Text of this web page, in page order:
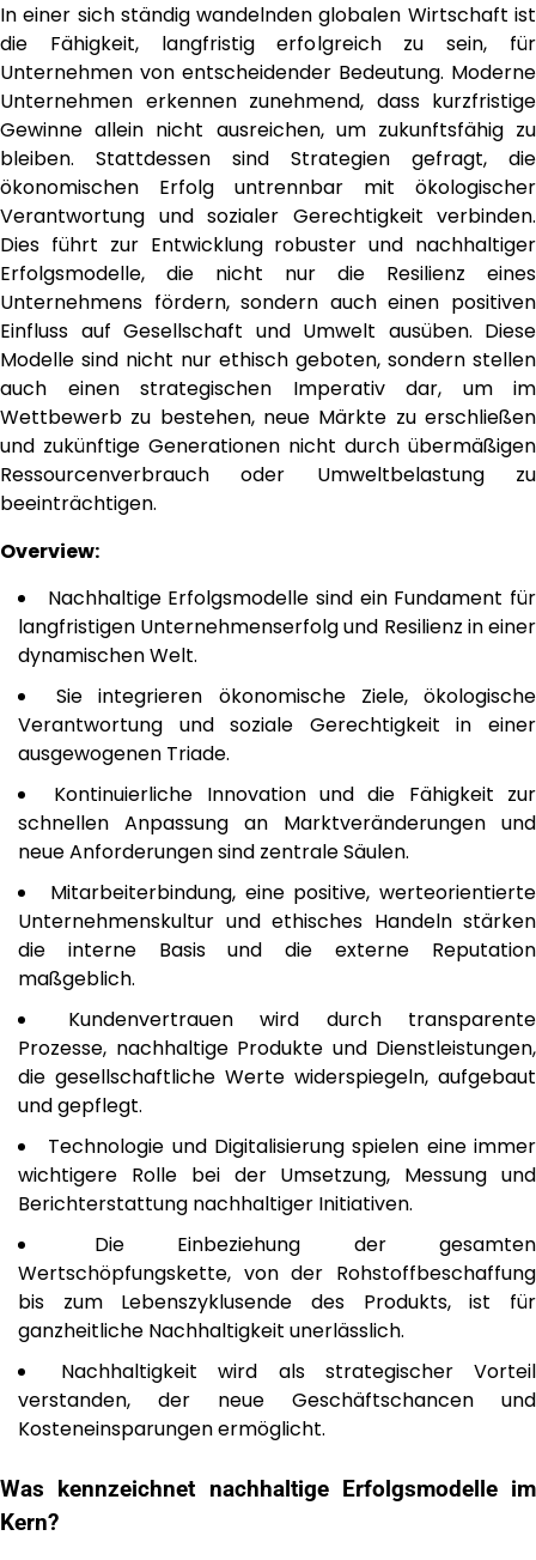
In einer sich ständig wandelnden globalen Wirtschaft ist
die Fähigkeit, langfristig erfolgreich zu sein, für
Unternehmen von entscheidender Bedeutung. Moderne
Unternehmen erkennen zunehmend, dass kurzfristige
Gewinne allein nicht ausreichen, um zukunftsfähig zu
bleiben. Stattdessen sind Strategien gefragt, die
ökonomischen Erfolg untrennbar mit ökologischer
Verantwortung und sozialer Gerechtigkeit verbinden.
Dies führt zur Entwicklung robuster und nachhaltiger
Erfolgsmodelle, die nicht nur die Resilienz eines
Unternehmens fördern, sondern auch einen positiven
Einfluss auf Gesellschaft und Umwelt ausüben. Diese
Modelle sind nicht nur ethisch geboten, sondern stellen
auch einen strategischen Imperativ dar, um im
Wettbewerb zu bestehen, neue Märkte zu erschließen
und zukünftige Generationen nicht durch übermäßigen
Ressourcenverbrauch oder Umweltbelastung zu
beeinträchtigen.
Overview:
Nachhaltige Erfolgsmodelle sind ein Fundament für
langfristigen Unternehmenserfolg und Resilienz in einer
dynamischen Welt.
Sie integrieren ökonomische Ziele, ökologische
Verantwortung und soziale Gerechtigkeit in einer
ausgewogenen Triade.
Kontinuierliche Innovation und die Fähigkeit zur
schnellen Anpassung an Marktveränderungen und
neue Anforderungen sind zentrale Säulen.
Mitarbeiterbindung, eine positive, werteorientierte
Unternehmenskultur und ethisches Handeln stärken
die interne Basis und die externe Reputation
maßgeblich.
Kundenvertrauen wird durch transparente
Prozesse, nachhaltige Produkte und Dienstleistungen,
die gesellschaftliche Werte widerspiegeln, aufgebaut
und gepflegt.
Technologie und Digitalisierung spielen eine immer
wichtigere Rolle bei der Umsetzung, Messung und
Berichterstattung nachhaltiger Initiativen.
Die Einbeziehung der gesamten
Wertschöpfungskette, von der Rohstoffbeschaffung
bis zum Lebenszyklusende des Produkts, ist für
ganzheitliche Nachhaltigkeit unerlässlich.
Nachhaltigkeit wird als strategischer Vorteil
verstanden, der neue Geschäftschancen und
Kosteneinsparungen ermöglicht.
Was kennzeichnet nachhaltige Erfolgsmodelle im
Kern?